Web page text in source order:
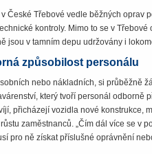
České Třebové vedle běžných oprav
kontroly. Mimo to se v
jsou v tamním depu udržovány i
způsobilost personálu
nebo nákladních, si průběžně
který tvoří personál odborně
přicházejí vozidla nové konstrukce,
zaměstnanců. „Čím dál více se v
pro ně získat příslušné oprávnění